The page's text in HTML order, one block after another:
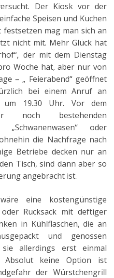
Der Kiosk vor der
Speisen und Kuchen
mag man sich an
nicht mit. Mehr Glück hat
der mit dem Dienstag
Woche hat, aber nur von
– „ Feierabend“ geöffnet
bei einem Anruf an
um 19.30 Uhr. Vor dem
noch bestehenden
oder
die Nachfrage nach
Betriebe decken nur an
Tisch, sind dann aber so
angebracht ist.
eine kostengünstige
Rucksack mit deftiger
in Kühlflaschen, die an
und genossen
allerdings erst einmal
keine Option ist
der Würstchengrill